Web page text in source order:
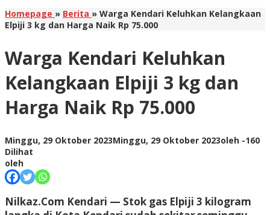
Homepage » Berita » Warga Kendari Keluhkan Kelangkaan
Elpiji 3 kg dan Harga Naik Rp 75.000
Warga Kendari Keluhkan
Kelangkaan Elpiji 3 kg dan
Harga Naik Rp 75.000
Minggu, 29 Oktober 2023Minggu, 29 Oktober 2023oleh -160
Dilihat
oleh
Nilkaz.Com Kendari — Stok gas Elpiji 3 kilogram